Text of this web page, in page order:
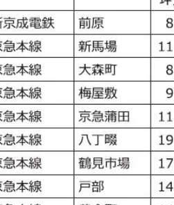
暑
略
替...
最
東
定
流
サ
比
ジ
不
受
域
貸...
行
代
／
／...
不
主
ン
京...
デ
26
Ａ
者...
連
企
達
号...
特
米
ベ
／...
住
機
人